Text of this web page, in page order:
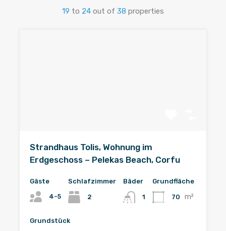
19 to 24 out of 38 properties
Strandhaus Tolis, Wohnung im
Erdgeschoss – Pelekas Beach, Corfu
Gäste
4-5
Schlafzimmer
2
Bäder
1
Grundfläche
70 m²
Grundstück